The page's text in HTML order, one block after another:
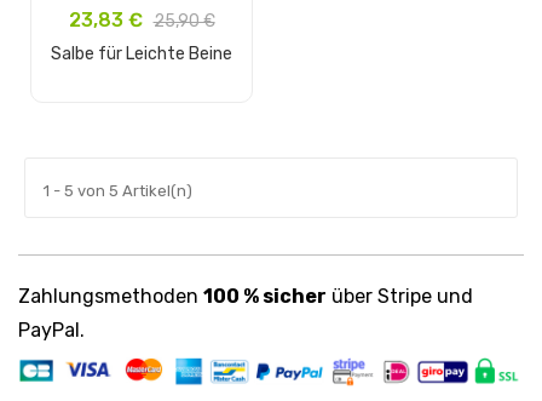
23,83 € 25,90 €
Salbe für Leichte Beine
1 - 5 von 5 Artikel(n)
Zahlungsmethoden 100 % sicher über Stripe und
PayPal.